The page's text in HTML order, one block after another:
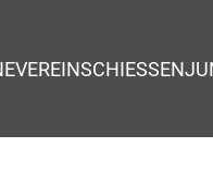
VEREINSCHIESSEN